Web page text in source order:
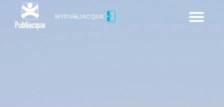
Toggle
MYPUBLIACQUA